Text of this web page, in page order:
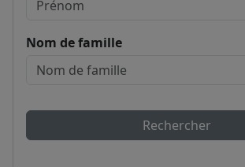
Nom de famille
Rechercher